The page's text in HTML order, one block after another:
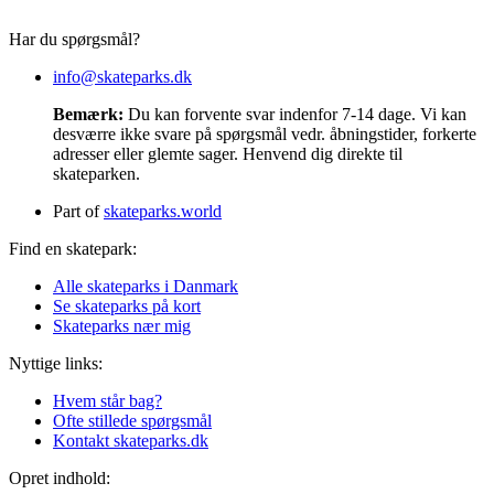
Har du spørgsmål?
info@skateparks.dk
Bemærk: Du kan forvente svar indenfor 7-14 dage. Vi kan
desværre ikke svare på spørgsmål vedr. åbningstider, forkerte
adresser eller glemte sager. Henvend dig direkte til
skateparken.
Part ofskateparks.world
Find en skatepark:
Alle skateparks i Danmark
Se skateparks på kort
Skateparks nær mig
Nyttige links:
Hvem står bag?
Ofte stillede spørgsmål
Kontakt skateparks.dk
Opret indhold: